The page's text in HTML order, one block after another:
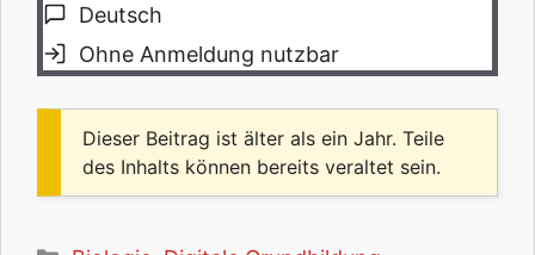
Deutsch
Ohne Anmeldung nutzbar
Dieser Beitrag ist älter als ein Jahr. Teile
des Inhalts können bereits veraltet sein.